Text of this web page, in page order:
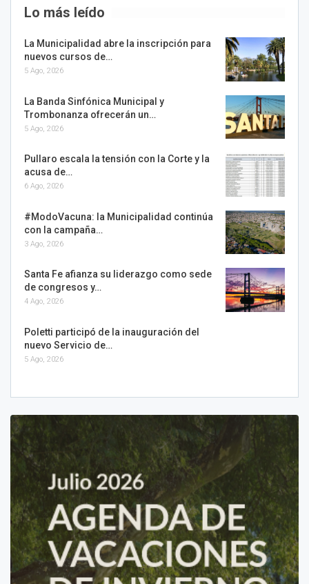
Lo más leído
La Municipalidad abre la inscripción para
nuevos cursos de…
5 Ago, 2026
La Banda Sinfónica Municipal y
Trombonanza ofrecerán un…
5 Ago, 2026
Pullaro escala la tensión con la Corte y la
acusa de…
6 Ago, 2026
#ModoVacuna: la Municipalidad continúa
con la campaña…
3 Ago, 2026
Santa Fe afianza su liderazgo como sede
de congresos y…
4 Ago, 2026
Poletti participó de la inauguración del
nuevo Servicio de…
5 Ago, 2026